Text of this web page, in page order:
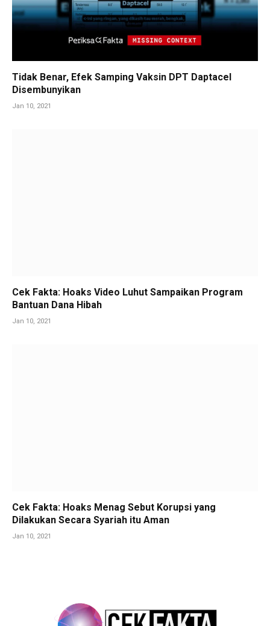
Tidak Benar, Efek Samping Vaksin DPT Daptacel
Disembunyikan
Jan 10, 2021
Cek Fakta: Hoaks Video Luhut Sampaikan Program
Bantuan Dana Hibah
Jan 10, 2021
Cek Fakta: Hoaks Menag Sebut Korupsi yang
Dilakukan Secara Syariah itu Aman
Jan 10, 2021